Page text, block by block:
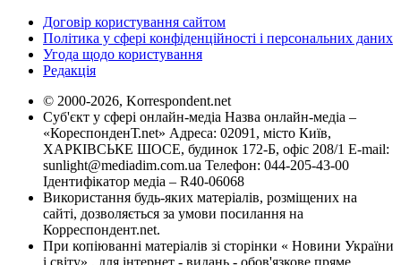
Договір користування сайтом
Політика у сфері конфіденційності і персональних даних
Угода щодо користування
Редакція
© 2000-2026, Korrespondent.net
Суб'єкт у сфері онлайн-медіа Назва онлайн-медіа –
«КореспонденТ.net» Адреса: 02091, місто Київ,
ХАРКІВСЬКЕ ШОСЕ, будинок 172-Б, офіс 208/1 E-mail:
sunlight@mediadim.com.ua Телефон: 044-205-43-00
Ідентифікатор медіа – R40-06068
Використання будь-яких матеріалів, розміщених на
сайті, дозволяється за умови посилання на
Корреспондент.net.
При копіюванні матеріалів зі сторінки « Новини України
і світу» , для інтернет - видань - обов'язкове пряме